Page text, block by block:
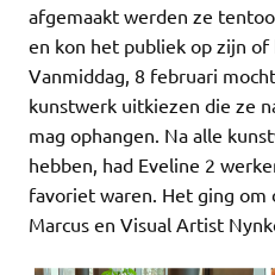
afgemaakt werden ze
en kon het publiek op zijn of
Vanmiddag, 8 februari
kunstwerk uitkiezen die ze
mag ophangen. Na alle
hebben, had Eveline 2
favoriet waren. Het ging om
Marcus en Visual Artist